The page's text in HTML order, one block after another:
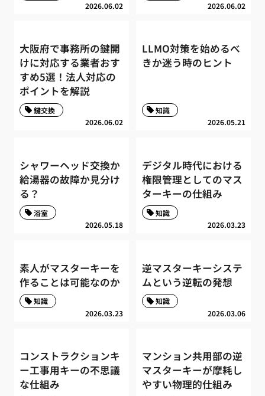
2026.06.02 2026.06.02
大阪府で事務所の鍵開
けに対応する業者おす
すめ5選！法人対応の
ポイントを解説
2026.06.02
鍵交換
LLMO対策を始めるべ
きか迷う時のヒント
2026.05.21
知識
シャワーヘッド交換か
給湯器の故障か見分け
る？
2026.05.18
浴室
デジタル時代における
権限管理としてのマス
ターキーの仕組み
2026.03.23
知識
素人がマスターキーを
作ることは可能なのか
2026.03.23
知識
逆マスターキーシステ
ムという逆転の発想
2026.03.06
知識
コンストラクションキ
ー工事用キーの不思議
な仕組み
マンション共用部の逆
マスターキーが摩耗し
やすい物理的仕組み